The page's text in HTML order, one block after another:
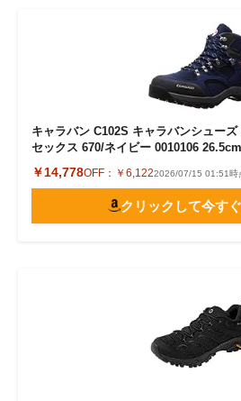
キャラバン C102S キャラバンシュー
セックス 670/ネイビー 0010106 26.5cm
￥14,778OFF： ￥6,1222026/07/15 01:51時
クリックして今す